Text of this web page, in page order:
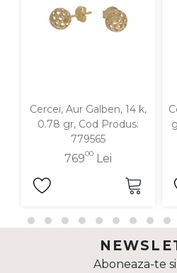
Cercei, Aur Galben, 14 k,
0.78 gr, Cod Produs:
779565
76900Lei
Aboneaza-te